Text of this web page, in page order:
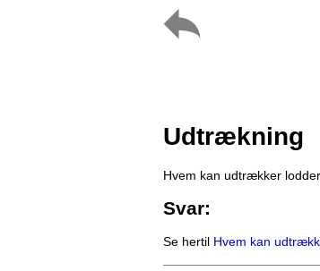
Udtrækning
Hvem kan udtrækker
Svar:
Se hertil Hvem kan